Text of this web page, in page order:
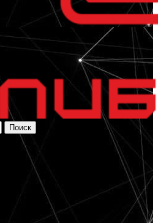
Поиск